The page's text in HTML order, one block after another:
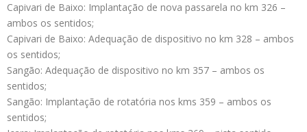
Capivari de Baixo: Implantação de nova passarela no km 326 –
ambos os sentidos;
Capivari de Baixo: Adequação de dispositivo no km 328 – ambos
os sentidos;
Sangão: Adequação de dispositivo no km 357 – ambos os
sentidos;
Sangão: Implantação de rotatória nos kms 359 – ambos os
sentidos;